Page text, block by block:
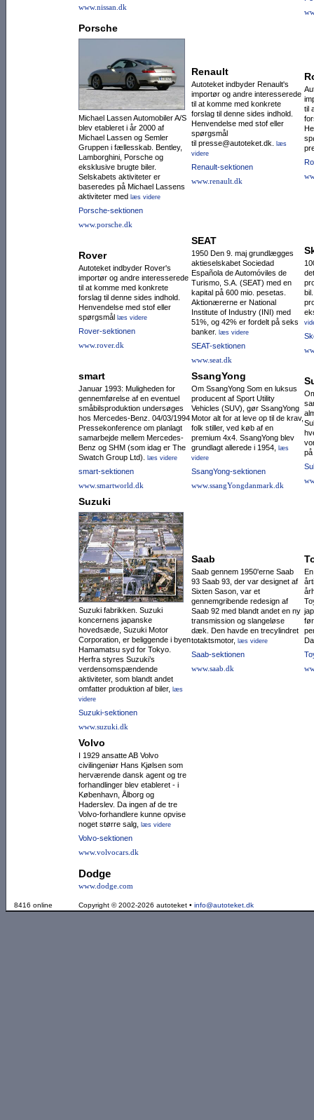
www.nissan.dk
Porsche
Michael Lassen Auto­mobiler A/S
blev etableret i år 2000 af
Michael Lassen og Semler
Gruppen i fællesskab. Bentley,
Lamborghini, Por­sche og
eksklusive brugte biler.
Selskabets aktiviteter er
baseredes på Michael Lassens
aktiviteter med læs videre
Porsche-sektionen
www.porsche.dk
Renault
Autoteket indbyder Renault's
importør og andre interesserede
til at komme med konkrete
forslag til denne sides indhold.
Henvendelse med stof eller
spørgsmål
til presse@autoteket.dk.
læs
videre
Renault-sektionen
www.renault.dk
til
Rover
Autoteket indbyder Rover's
importør og andre interesserede
til at komme med konkrete
forslag til denne sides indhold.
Henvendelse med stof eller
spørgsmål læs videre
Rover-sektionen
www.rover.dk
SEAT
1950 Den 9. maj grundlægges
aktieselskabet Sociedad
Española de Auto­mó­viles de
Turismo, S.A. (SEAT) med en
kapital på 600 mio. pesetas.
Aktio­nærerne er National
Institute of Industry (INI) med
51%, og 42% er fordelt på seks
banker.
læs videre
SEAT-sektionen
www.seat.dk
smart
Januar 1993: Muligheden for
gennemførelse af en eventuel
småbilsproduktion undersøges
hos Mercedes-Benz. 04/03/1994
Pressekonference om planlagt
samarbejde mellem Mercedes-
Benz og SHM (som idag er The
Swatch Group Ltd).
læs videre
smart-sektionen
www.smartworld.dk
SsangYong
Om SsangYong Som en luksus
producent af Sport Utility
Vehicles (SUV), gør SsangYong
Motor alt for at leve op til de krav,
folk stiller, ved køb af en
premium 4x4. SsangYong blev
grundlagt allerede i 1954,
læs
videre
SsangYong-sektionen
www.ssangYongdanmark.dk
Suzuki
Suzuki fabrikken. Suzuki
koncernens japanske
hovedsæde, Suzuki Motor
Corporation, er beliggende i byen
Hamamatsu syd for Tokyo.
Herfra styres Suzuki’s
verdensom­spæn­den­de
aktiviteter, som blandt andet
omfatter produktion af biler,
læs
videre
Suzuki-sektionen
www.suzuki.dk
Saab
Saab gennem 1950'erne Saab
93 Saab 93, der var designet af
Sixten Sason, var et
gennemgribende redesign af
Saab 92 med blandt andet en ny
trans­mission og slangeløse
dæk. Den havde en trecylin­dret
totaktsmotor,
læs videre
Saab-sektionen
www.saab.dk
Volvo
I 1929 ansatte AB Volvo
civilingeniør Hans Kjølsen som
herværende dansk agent og tre
forhandlinger blev etableret - i
København, Ålborg og
Haderslev. Da ingen af de tre
Volvo-forhandlere kunne opvise
noget større salg,
læs videre
Volvo-sektionen
www.volvocars.dk
Dodge
www.dodge.com
8416 online Copyright © 2002-2026 autoteket • info@autoteket.dk